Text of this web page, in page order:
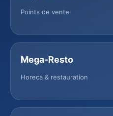
Points de vente
Mega-Resto
Horeca & restauration